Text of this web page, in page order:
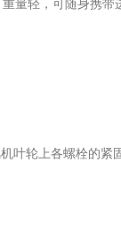
量轻，可随身携
轮上各螺栓的紧